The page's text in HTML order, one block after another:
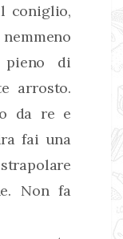
coniglio,
pieno di
arrosto.
da re e
fai una
Non fa